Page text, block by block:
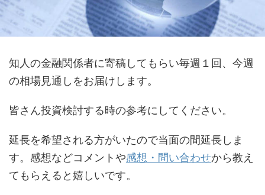
知人の金融関係者に寄稿してもらい毎週１回、今週
の相場見通しをお届けします。
皆さん投資検討する時の参考にしてください。
延長を希望される方がいたので当面の間延長しま
す。感想などコメントや感想・問い合わせから教え
てもらえると嬉しいです。